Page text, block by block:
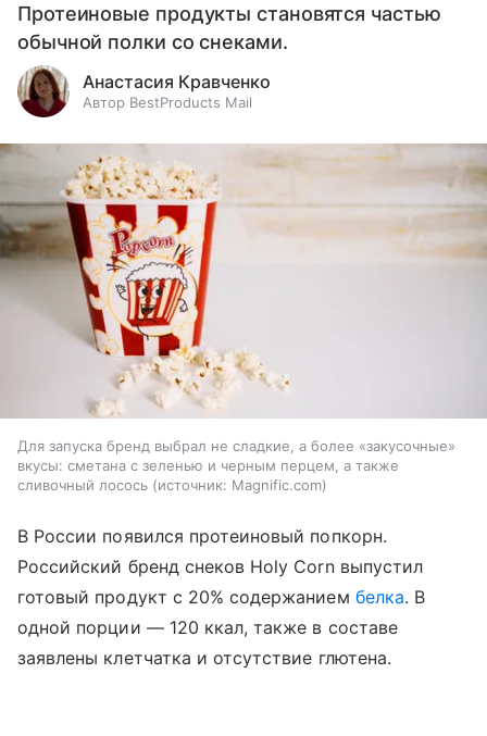
Протеиновые продукты становятся частью
обычной полки со снеками.
Анастасия Кравченко
Автор BestProducts Mail
Для запуска бренд выбрал не сладкие, а более «закусочные»
вкусы: сметана с зеленью и черным перцем, а также
сливочный лосось
источник: Magnific.com
В России появился протеиновый попкорн.
Российский бренд снеков Holy Corn выпустил
готовый продукт с 20% содержанием белка. В
одной порции — 120 ккал, также в составе
заявлены клетчатка и отсутствие глютена.